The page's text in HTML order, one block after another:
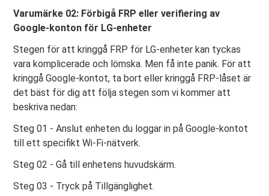
Varumärke 02: Förbigå FRP eller verifiering av
Google-konton för LG-enheter
Stegen för att kringgå FRP för LG-enheter kan tyckas
vara komplicerade och lömska. Men få inte panik. För att
kringgå Google-kontot, ta bort eller kringgå FRP-låset är
det bäst för dig att följa stegen som vi kommer att
beskriva nedan:
Steg 01 - Anslut enheten du loggar in på Google-kontot
till ett specifikt Wi-Fi-nätverk.
Steg 02 - Gå till enhetens huvudskärm.
Steg 03 - Tryck på Tillgänglighet.